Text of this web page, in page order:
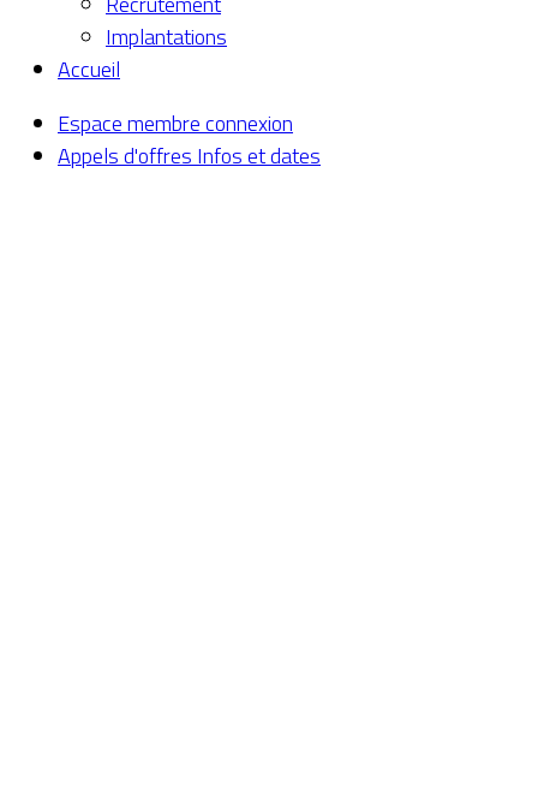
Implantations
Accueil
Espace membreconnexion
Appels d'offres Infos et dates